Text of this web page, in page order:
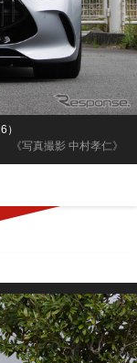
《写真撮影 中村孝仁》